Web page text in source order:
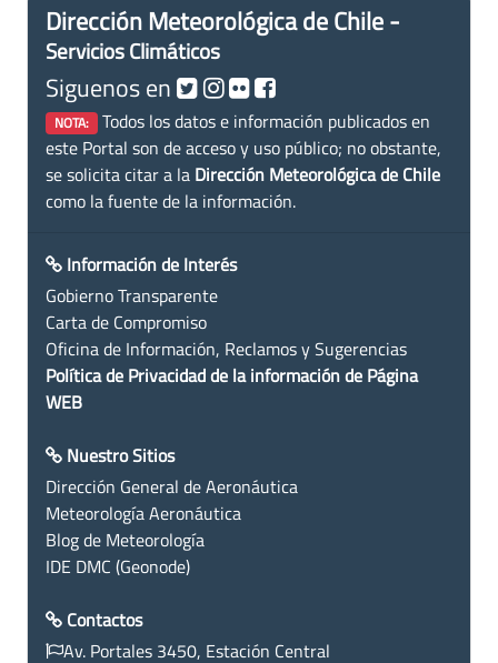
Dirección Meteorológica de Chile -
Servicios Climáticos
Siguenos en
NOTA: Todos los datos e información publicados en
este Portal son de acceso y uso público; no obstante,
se solicita citar a la Dirección Meteorológica de Chile
como la fuente de la información.
Información de Interés
Gobierno Transparente
Carta de Compromiso
Oficina de Información, Reclamos y Sugerencias
Política de Privacidad de la información de Página
WEB
Nuestro Sitios
Dirección General de Aeronáutica
Meteorología Aeronáutica
Blog de Meteorología
IDE DMC (Geonode)
Contactos
Av. Portales 3450, Estación Central